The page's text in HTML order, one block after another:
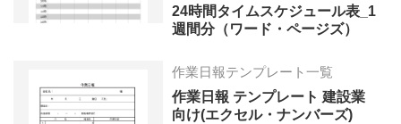
24時間タイムスケジュール表_1
週間分（ワード・ページズ）
作業日報テンプレート一覧
作業日報 テンプレート 建設業
向け(エクセル・ナンバーズ)